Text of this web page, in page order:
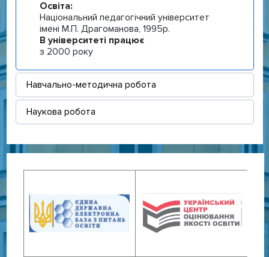
Освіта:
Національний педагогічний університет
імені М.П. Драгоманова, 1995р.
В університеті працює
з 2000 року
Навчально-методична робота
Наукова робота